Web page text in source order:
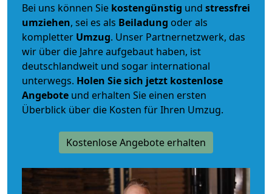
Bei uns können Sie kostengünstig und stressfrei
umziehen, sei es als Beiladung oder als
kompletter Umzug. Unser Partnernetzwerk, das
wir über die Jahre aufgebaut haben, ist
deutschlandweit und sogar international
unterwegs. Holen Sie sich jetzt kostenlose
Angebote und erhalten Sie einen ersten
Überblick über die Kosten für Ihren Umzug.
Kostenlose Angebote erhalten